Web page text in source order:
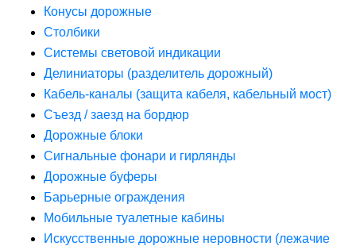
Конусы дорожные
Столбики
Системы световой индикации
Делиниаторы (разделитель дорожный)
Кабель-каналы (защита кабеля, кабельный мост)
Съезд / заезд на бордюр
Дорожные блоки
Сигнальные фонари и гирлянды
Дорожные буферы
Барьерные ограждения
Мобильные туалетные кабины
Искусственные дорожные неровности (лежачие